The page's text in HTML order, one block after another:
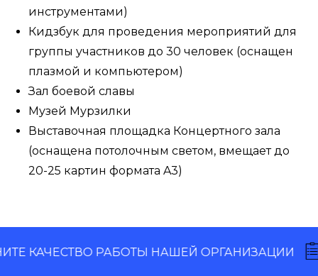
инструментами)
Кидзбук для проведения мероприятий для
группы участников до 30 человек (оснащен
плазмой и компьютером)
Зал боевой славы
Музей Мурзилки
Выставочная площадка Концертного зала
(оснащена потолочным светом, вмещает до
20-25 картин формата A3)
РАБОТЫ НАШЕЙ ОРГАНИЗАЦИИ